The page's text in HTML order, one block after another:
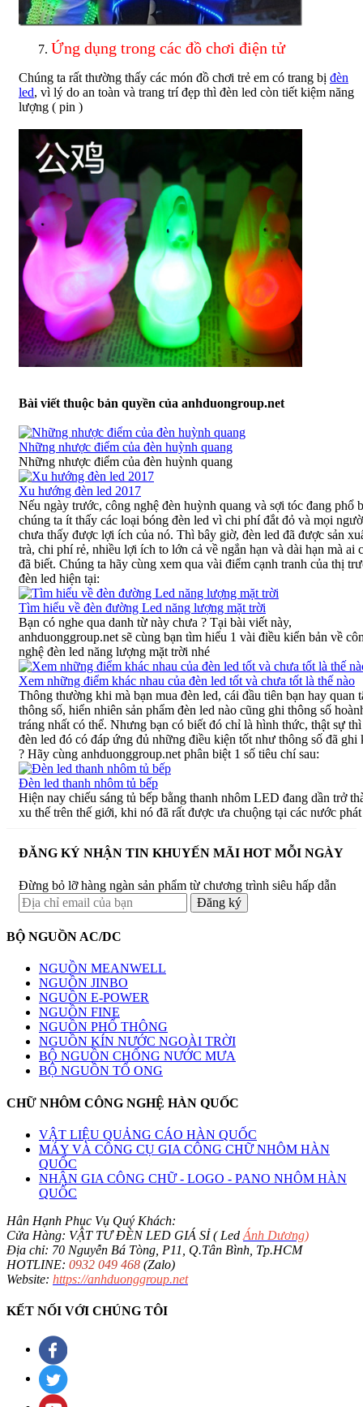
Ứng dụng trong các đồ chơi điện tử
Chúng ta rất thường thấy các món đồ chơi trẻ em có trang bị đèn
led, vì lý do an toàn và trang trí đẹp thì đèn led còn tiết kiệm năng
lượng ( pin )
Bài viết thuộc bản quyền của anhduongroup.net
Những nhược điểm của đèn huỳnh quang
Những nhược điểm của đèn huỳnh quang
Xu hướng đèn led 2017
Nếu ngày trước, công nghệ đèn huỳnh quang và sợi tóc đang phổ
chúng ta ít thấy các loại bóng đèn led vì chi phí đắt đỏ và mọi
chưa thấy được lợi ích của nó. Thì bây giờ, đèn led đã được sản
trà, chi phí rẻ, nhiều lợi ích to lớn cả về ngắn hạn và dài hạn mà ai
đã biết. Chúng ta hãy cùng xem qua vài điểm cạnh tranh của thị
đèn led hiện tại:
Tìm hiểu về đèn đường Led năng lượng mặt trời
Bạn có nghe qua danh từ này chưa ? Tại bài viết này,
anhduonggroup.net sẽ cùng bạn tìm hiểu 1 vài điều kiển bản về
nghệ đèn led năng lượng mặt trời nhé
Xem những điểm khác nhau của đèn led tốt và chưa tốt là thế nào
Thông thường khi mà bạn mua đèn led, cái đầu tiên bạn hay quan
thông số, hiển nhiên sản phẩm đèn led nào cũng ghi thông số
tráng nhất có thể. Nhưng bạn có biết đó chỉ là hình thức, thật sự
đèn led đó có đáp ứng đủ những điều kiện tốt như thông số đã ghi
? Hãy cùng anhduonggroup.net phân biệt 1 số tiêu chí sau:
Đèn led thanh nhôm tủ bếp
Hiện nay chiếu sáng tủ bếp bằng thanh nhôm LED đang dần trở
xu thế trên thế giới, khi nó đã rất được ưa chuộng tại các nước
ĐĂNG KÝ NHẬN TIN KHUYẾN MÃI HOT MỖI NGÀY
Đừng bỏ lỡ hàng ngàn sản phẩm từ chương trình siêu hấp dẫn
BỘ NGUỒN AC/DC
NGUỒN MEANWELL
NGUỒN JINBO
NGUỒN E-POWER
NGUỒN FINE
NGUỒN PHỔ THÔNG
NGUỒN KÍN NƯỚC NGOÀI TRỜI
BỘ NGUỒN CHỐNG NƯỚC MƯA
BỘ NGUỒN TỔ ONG
CHỮ NHÔM CÔNG NGHỆ HÀN QUỐC
VẬT LIỆU QUẢNG CÁO HÀN QUỐC
MÁY VÀ CÔNG CỤ GIA CÔNG CHỮ NHÔM HÀN
QUỐC
NHẬN GIA CÔNG CHỮ - LOGO - PANO NHÔM HÀN
QUỐC
Hân Hạnh Phục Vụ Quý Khách:
Cửa Hàng: VẬT TƯ ĐÈN LED GIÁ SỈ ( Led Ánh Dương)
Địa chỉ: 70 Nguyễn Bá Tòng, P11, Q.Tân Bình, Tp.HCM
HOTLINE: 0932 049 468 (Zalo)
Website: https://anhduonggroup.net
KẾT NỐI VỚI CHÚNG TÔI